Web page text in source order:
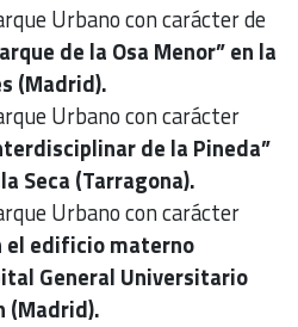
Urbano con carácter de
de la Osa Menor” en la
(Madrid).
Urbano con carácter
de la Pineda”
Seca (Tarragona).
Urbano con carácter
el edificio materno
General Universitario
(Madrid).